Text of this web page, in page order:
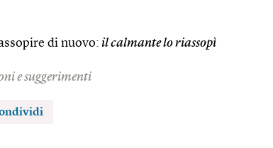
di nuovo: il calmante lo riassopì
e suggerimenti